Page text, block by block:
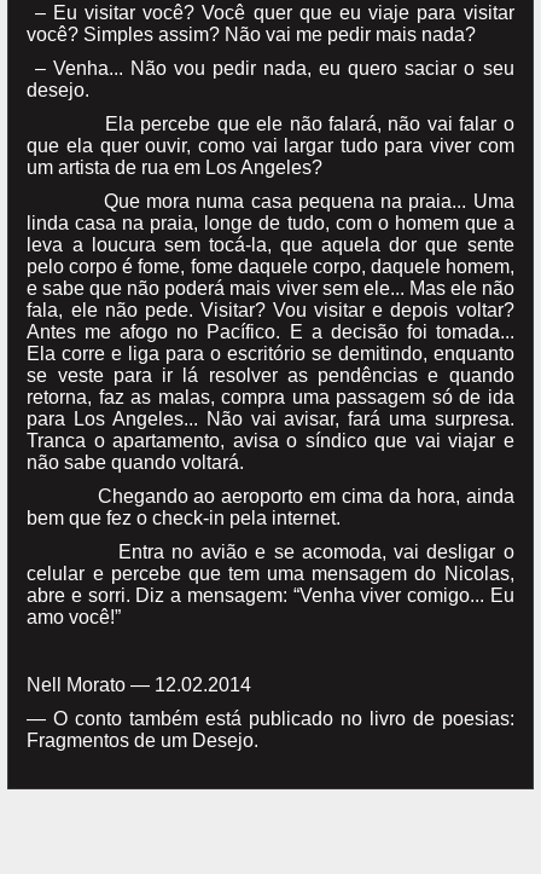
– Eu visitar você? Você quer que eu viaje para visitar
você? Simples assim? Não vai me pedir mais nada?
– Venha... Não vou pedir nada, eu quero saciar o seu
desejo.
Ela percebe que ele não falará, não vai falar o
que ela quer ouvir, como vai largar tudo para viver com
um artista de rua em Los Angeles?
Que mora numa casa pequena na praia... Uma
linda casa na praia, longe de tudo, com o homem que a
leva a loucura sem tocá-la, que aquela dor que sente
pelo corpo é fome, fome daquele corpo, daquele homem,
e sabe que não poderá mais viver sem ele... Mas ele não
fala, ele não pede. Visitar? Vou visitar e depois voltar?
Antes me afogo no Pacífico. E a decisão foi tomada...
Ela corre e liga para o escritório se demitindo, enquanto
se veste para ir lá resolver as pendências e quando
retorna, faz as malas, compra uma passagem só de ida
para Los Angeles... Não vai avisar, fará uma surpresa.
Tranca o apartamento, avisa o síndico que vai viajar e
não sabe quando voltará.
Chegando ao aeroporto em cima da hora, ainda
bem que fez o check-in pela internet.
Entra no avião e se acomoda, vai desligar o
celular e percebe que tem uma mensagem do Nicolas,
abre e sorri. Diz a mensagem: “Venha viver comigo... Eu
amo você!”
Nell Morato — 12.02.2014
— O conto também está publicado no livro de poesias:
Fragmentos de um Desejo.